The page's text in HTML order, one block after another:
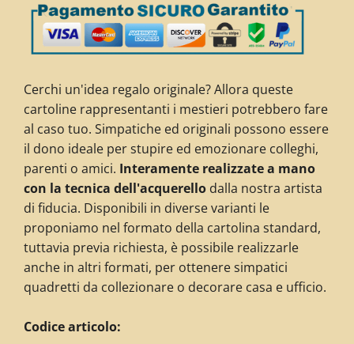
Cerchi un'idea regalo originale? Allora queste
cartoline rappresentanti i mestieri potrebbero fare
al caso tuo. Simpatiche ed originali possono essere
il dono ideale per stupire ed emozionare colleghi,
parenti o amici. Interamente realizzate a mano
con la tecnica dell'acquerello dalla nostra artista
di fiducia. Disponibili in diverse varianti le
proponiamo nel formato della cartolina standard,
tuttavia previa richiesta, è possibile realizzarle
anche in altri formati, per ottenere simpatici
quadretti da collezionare o decorare casa e ufficio.
Codice articolo: